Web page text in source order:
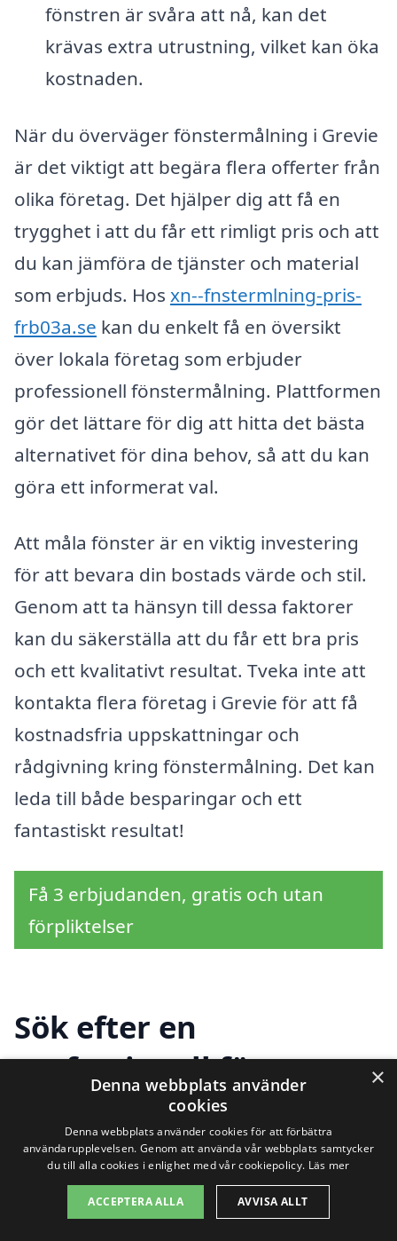
fönstren är svåra att nå, kan det
krävas extra utrustning, vilket kan öka
kostnaden.
När du överväger fönstermålning i Grevie
är det viktigt att begära flera offerter från
olika företag. Det hjälper dig att få en
trygghet i att du får ett rimligt pris och att
du kan jämföra de tjänster och material
som erbjuds. Hos xn--fnstermlning-pris-
frb03a.se kan du enkelt få en översikt
över lokala företag som erbjuder
professionell fönstermålning. Plattformen
gör det lättare för dig att hitta det bästa
alternativet för dina behov, så att du kan
göra ett informerat val.
Att måla fönster är en viktig investering
för att bevara din bostads värde och stil.
Genom att ta hänsyn till dessa faktorer
kan du säkerställa att du får ett bra pris
och ett kvalitativt resultat. Tveka inte att
kontakta flera företag i Grevie för att få
kostnadsfria uppskattningar och
rådgivning kring fönstermålning. Det kan
leda till både besparingar och ett
fantastiskt resultat!
Få 3 erbjudanden, gratis och utan
förpliktelser
Sök efter en
professionell för
fönstermålning i andra
städer nära Grevie
Att hitta hjälp för fönstermålning i Grevie
×
Denna webbplats använder
cookies
Denna webbplats använder cookies för att förbättra
användarupplevelsen. Genom att använda vår webbplats samtycker
du till alla cookies i enlighet med vår cookiepolicy. Läs mer
ACCEPTERA ALLA AVVISA ALLT